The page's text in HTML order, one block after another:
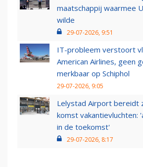
maatschappij waarmee
wilde
29-07-2026, 9:51
IT-probleem verstoort
American Airlines, geen
merkbaar op Schiphol
29-07-2026, 9:05
Lelystad Airport bereidt
komst vakantievluchten:
in de toekomst'
29-07-2026, 8:17